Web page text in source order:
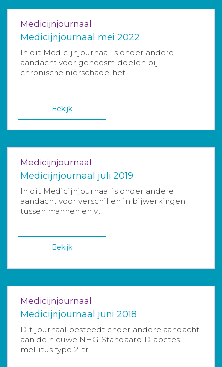
Medicijnjournaal
Medicijnjournaal mei 2022
In dit Medicijnjournaal is onder andere
aandacht voor geneesmiddelen bij
chronische nierschade, het ...
Bekijk
Medicijnjournaal
Medicijnjournaal juli 2019
In dit Medicijnjournaal is onder andere
aandacht voor verschillen in bijwerkingen
tussen mannen en v...
Bekijk
Medicijnjournaal
Medicijnjournaal juni 2018
Dit journaal besteedt onder andere aandacht
aan de nieuwe NHG-Standaard Diabetes
mellitus type 2, tr...